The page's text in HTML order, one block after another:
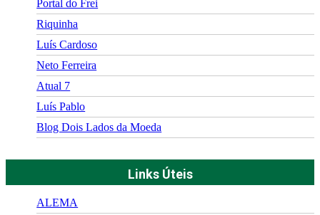
Portal do Frei
Riquinha
Luís Cardoso
Neto Ferreira
Atual 7
Luís Pablo
Blog Dois Lados da Moeda
Links Úteis
ALEMA